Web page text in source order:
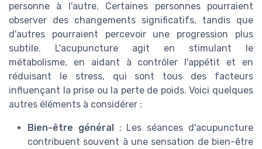
personne à l'autre. Certaines personnes pourraient
observer des changements significatifs, tandis que
d'autres pourraient percevoir une progression plus
subtile. L'acupuncture agit en stimulant le
métabolisme, en aidant à contrôler l'appétit et en
réduisant le stress, qui sont tous des facteurs
influençant la prise ou la perte de poids. Voici quelques
autres éléments à considérer :
Bien-être général: Les séances d'acupuncture
contribuent souvent à une sensation de bien-être